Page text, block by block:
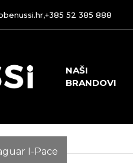
,+385 52 385 888
NAŠI
BRANDOVI
I-Pace